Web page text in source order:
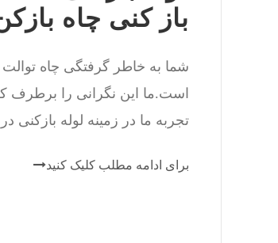
باز کنی چاه
شما به خاطر گرفتگی چاه
است.ما این نگرانی را برطرف
تجربه ما در زمینه لوله
برای ادامه مطلب کلیک کنید